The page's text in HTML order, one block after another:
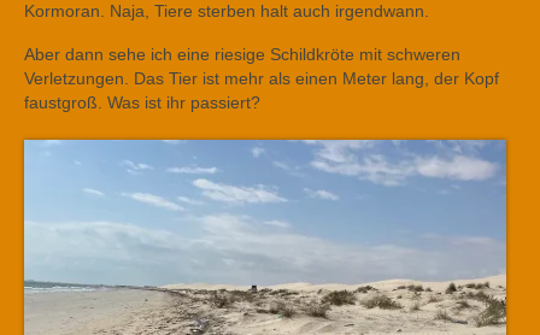
Kormoran. Naja, Tiere sterben halt auch irgendwann.
Aber dann sehe ich eine riesige Schildkröte mit schweren
Verletzungen. Das Tier ist mehr als einen Meter lang, der Kopf
faustgroß. Was ist ihr passiert?